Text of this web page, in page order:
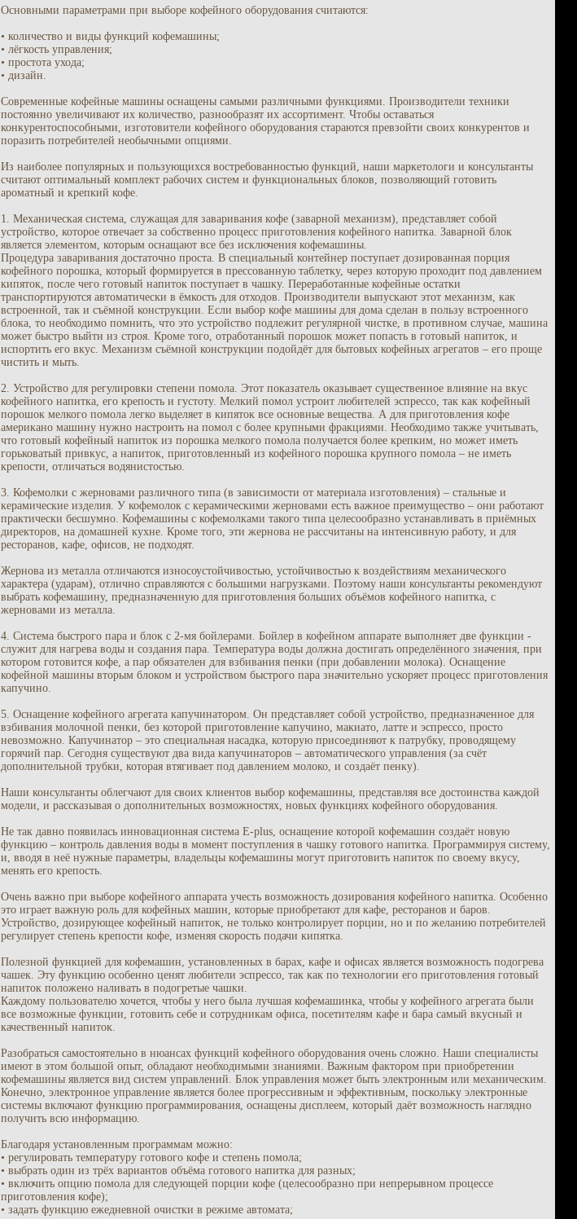
Основными параметрами при выборе кофейного оборудования считаются:
• количество и виды функций кофемашины;
• лёгкость управления;
• простота ухода;
• дизайн.
Современные кофейные машины оснащены самыми различными функциями. Производители техники
постоянно увеличивают их количество, разнообразят их ассортимент. Чтобы оставаться
конкурентоспособными, изготовители кофейного оборудования стараются превзойти своих конкурентов и
поразить потребителей необычными опциями.
Из наиболее популярных и пользующихся востребованностью функций, наши маркетологи и консультанты
считают оптимальный комплект рабочих систем и функциональных блоков, позволяющий готовить
ароматный и крепкий кофе.
1. Механическая система, служащая для заваривания кофе (заварной механизм), представляет собой
устройство, которое отвечает за собственно процесс приготовления кофейного напитка. Заварной блок
является элементом, которым оснащают все без исключения кофемашины.
Процедура заваривания достаточно проста. В специальный контейнер поступает дозированная порция
кофейного порошка, который формируется в прессованную таблетку, через которую проходит под давлением
кипяток, после чего готовый напиток поступает в чашку. Переработанные кофейные остатки
транспортируются автоматически в ёмкость для отходов. Производители выпускают этот механизм, как
встроенной, так и съёмной конструкции. Если выбор кофе машины для дома сделан в пользу встроенного
блока, то необходимо помнить, что это устройство подлежит регулярной чистке, в противном случае, машина
может быстро выйти из строя. Кроме того, отработанный порошок может попасть в готовый напиток, и
испортить его вкус. Механизм съёмной конструкции подойдёт для бытовых кофейных агрегатов – его проще
чистить и мыть.
2. Устройство для регулировки степени помола. Этот показатель оказывает существенное влияние на вкус
кофейного напитка, его крепость и густоту. Мелкий помол устроит любителей эспрессо, так как кофейный
порошок мелкого помола легко выделяет в кипяток все основные вещества. А для приготовления кофе
американо машину нужно настроить на помол с более крупными фракциями. Необходимо также учитывать,
что готовый кофейный напиток из порошка мелкого помола получается более крепким, но может иметь
горьковатый привкус, а напиток, приготовленный из кофейного порошка крупного помола – не иметь
крепости, отличаться водянистостью.
3. Кофемолки с жерновами различного типа (в зависимости от материала изготовления) – стальные и
керамические изделия. У кофемолок с керамическими жерновами есть важное преимущество – они работают
практически бесшумно. Кофемашины с кофемолками такого типа целесообразно устанавливать в приёмных
директоров, на домашней кухне. Кроме того, эти жернова не рассчитаны на интенсивную работу, и для
ресторанов, кафе, офисов, не подходят.
Жернова из металла отличаются износоустойчивостью, устойчивостью к воздействиям механического
характера (ударам), отлично справляются с большими нагрузками. Поэтому наши консультанты рекомендуют
выбрать кофемашину, предназначенную для приготовления больших объёмов кофейного напитка, с
жерновами из металла.
4. Система быстрого пара и блок с 2-мя бойлерами. Бойлер в кофейном аппарате выполняет две функции -
служит для нагрева воды и создания пара. Температура воды должна достигать определённого значения, при
котором готовится кофе, а пар обязателен для взбивания пенки (при добавлении молока). Оснащение
кофейной машины вторым блоком и устройством быстрого пара значительно ускоряет процесс приготовления
капучино.
5. Оснащение кофейного агрегата капучинатором. Он представляет собой устройство, предназначенное для
взбивания молочной пенки, без которой приготовление капучино, макиато, латте и эспрессо, просто
невозможно. Капучинатор – это специальная насадка, которую присоединяют к патрубку, проводящему
горячий пар. Сегодня существуют два вида капучинаторов – автоматического управления (за счёт
дополнительной трубки, которая втягивает под давлением молоко, и создаёт пенку).
Наши консультанты облегчают для своих клиентов выбор кофемашины, представляя все достоинства каждой
модели, и рассказывая о дополнительных возможностях, новых функциях кофейного оборудования.
Не так давно появилась инновационная система E-plus, оснащение которой кофемашин создаёт новую
функцию – контроль давления воды в момент поступления в чашку готового напитка. Программируя систему,
и, вводя в неё нужные параметры, владельцы кофемашины могут приготовить напиток по своему вкусу,
менять его крепость.
Очень важно при выборе кофейного аппарата учесть возможность дозирования кофейного напитка. Особенно
это играет важную роль для кофейных машин, которые приобретают для кафе, ресторанов и баров.
Устройство, дозирующее кофейный напиток, не только контролирует порции, но и по желанию потребителей
регулирует степень крепости кофе, изменяя скорость подачи кипятка.
Полезной функцией для кофемашин, установленных в барах, кафе и офисах является возможность подогрева
чашек. Эту функцию особенно ценят любители эспрессо, так как по технологии его приготовления готовый
напиток положено наливать в подогретые чашки.
Каждому пользователю хочется, чтобы у него была лучшая кофемашинка, чтобы у кофейного агрегата были
все возможные функции, готовить себе и сотрудникам офиса, посетителям кафе и бара самый вкусный и
качественный напиток.
Разобраться самостоятельно в нюансах функций кофейного оборудования очень сложно. Наши специалисты
имеют в этом большой опыт, обладают необходимыми знаниями. Важным фактором при приобретении
кофемашины является вид систем управлений. Блок управления может быть электронным или механическим.
Конечно, электронное управление является более прогрессивным и эффективным, поскольку электронные
системы включают функцию программирования, оснащены дисплеем, который даёт возможность наглядно
получить всю информацию.
Благодаря установленным программам можно:
• регулировать температуру готового кофе и степень помола;
• выбрать один из трёх вариантов объёма готового напитка для разных;
• включить опцию помола для следующей порции кофе (целесообразно при непрерывном процессе
приготовления кофе);
• задать функцию ежедневной очистки в режиме автомата;